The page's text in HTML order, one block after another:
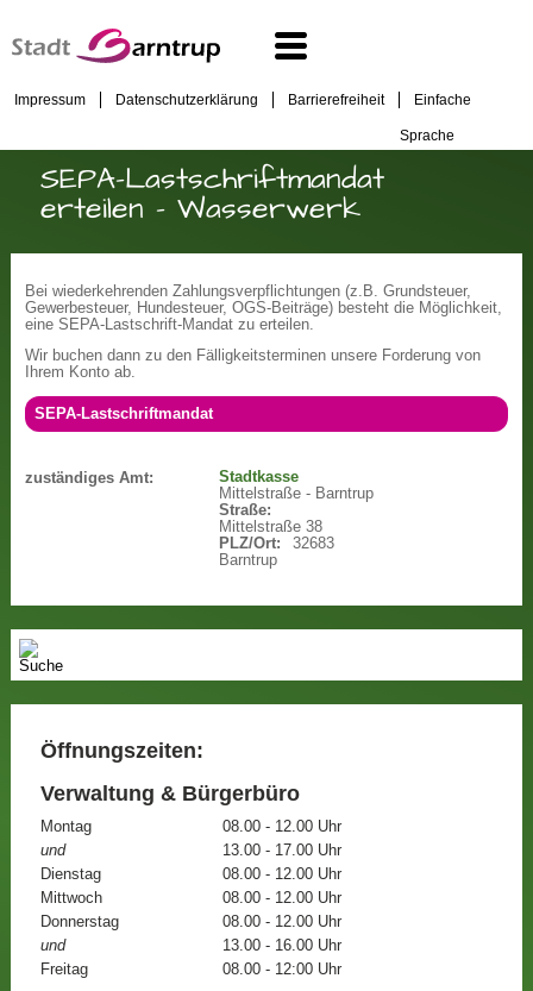
Impressum Datenschutzerklärung Barrierefreiheit Einfache
Sprache
SEPA-Lastschriftmandat
erteilen - Wasserwerk
Bei wiederkehrenden Zahlungsverpflichtungen (z.B. Grundsteuer,
Gewerbesteuer, Hundesteuer, OGS-Beiträge) besteht die Möglichkeit,
eine SEPA-Lastschrift-Mandat zu erteilen.
Wir buchen dann zu den Fälligkeitsterminen unsere Forderung von
Ihrem Konto ab.
SEPA-Lastschriftmandat
zuständiges Amt:
Stadtkasse
Mittelstraße - Barntrup
Straße:
Mittelstraße 38
PLZ/Ort:
32683
Barntrup
Öffnungszeiten:
Verwaltung & Bürgerbüro
Montag
08.00 - 12.00 Uhr
und
13.00 - 17.00 Uhr
Dienstag
08.00 - 12.00 Uhr
Mittwoch
08.00 - 12.00 Uhr
Donnerstag
08.00 - 12.00 Uhr
und
13.00 - 16.00 Uhr
Freitag
08.00 - 12:00 Uhr